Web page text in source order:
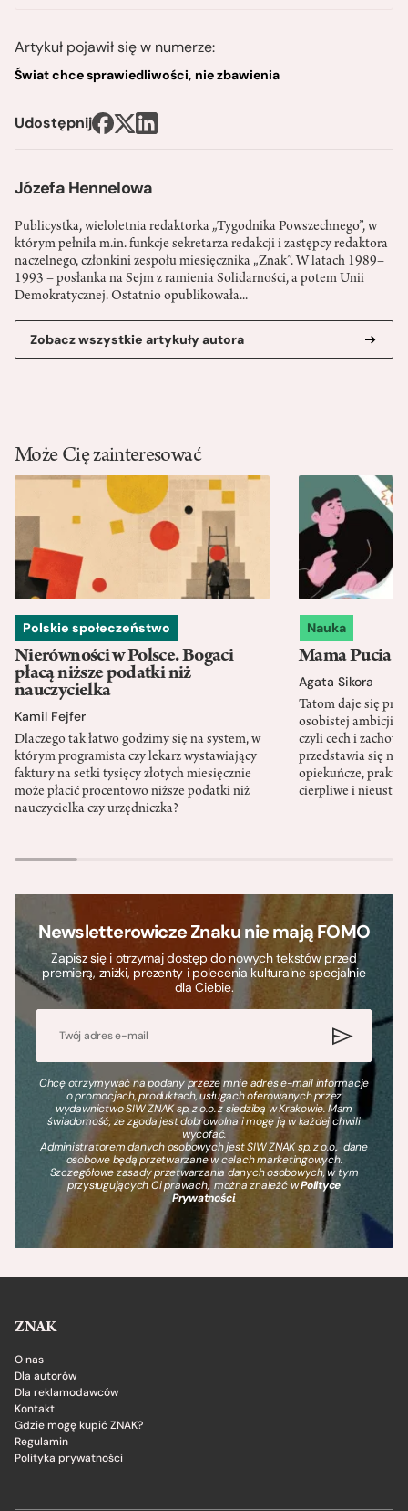
Józefa Hennelowa
Publicystka, wieloletnia redaktorka „Tygodnika Powszechnego”, w
którym pełniła m.in. funkcje sekretarza redakcji i zastępcy redaktora
naczelnego, członkini zespołu miesięcznika „Znak”. W latach 1989–
1993 – posłanka na Sejm z ramienia Solidarności, a potem Unii
Demokratycznej. Ostatnio opublikowała...
Zobacz wszystkie artykuły autora
Artykuł pojawił się w numerze:
Świat chce sprawiedliwości, nie zbawienia
Udostępnij
Może Cię zainteresować
Polskie społeczeństwo
Nierówności w Polsce. Bogaci
płacą niższe podatki niż
nauczycielka
Kamil Fejfer
Dlaczego tak łatwo godzimy się na system, w
którym programista czy lekarz wystawiający
faktury na setki tysięcy złotych miesięcznie
może płacić procentowo niższe podatki niż
nauczycielka czy urzędniczka?
Nauka
Mama Pucia
Agata Sikora
Tatom daje się
osobistej ambicji,
czyli cech i
przedstawia się
opiekuńcze,
cierpliwe i
Newsletterowicze Znaku nie mają FOMO
Zapisz się i otrzymaj dostęp do nowych tekstów przed
premierą, zniżki, prezenty i polecenia kulturalne specjalnie
dla Ciebie.
Chcę otrzymywać na podany przeze mnie adres e-mail informacje
o promocjach, produktach, usługach oferowanych przez
wydawnictwo SIW ZNAK sp. z o.o. z siedzibą w Krakowie. Mam
świadomość, że zgoda jest dobrowolna i mogę ją w każdej chwili
wycofać.
Administratorem danych osobowych jest SIW ZNAK sp. z o.o., dane
osobowe będą przetwarzane w celach marketingowych.
Szczegółowe zasady przetwarzania danych osobowych, w tym
przysługujących Ci prawach, można znaleźć wPolityce
Prywatności.
ZNAK
O nas
Dla autorów
Dla reklamodawców
Kontakt
Gdzie mogę kupić ZNAK?
Regulamin
Polityka prywatności